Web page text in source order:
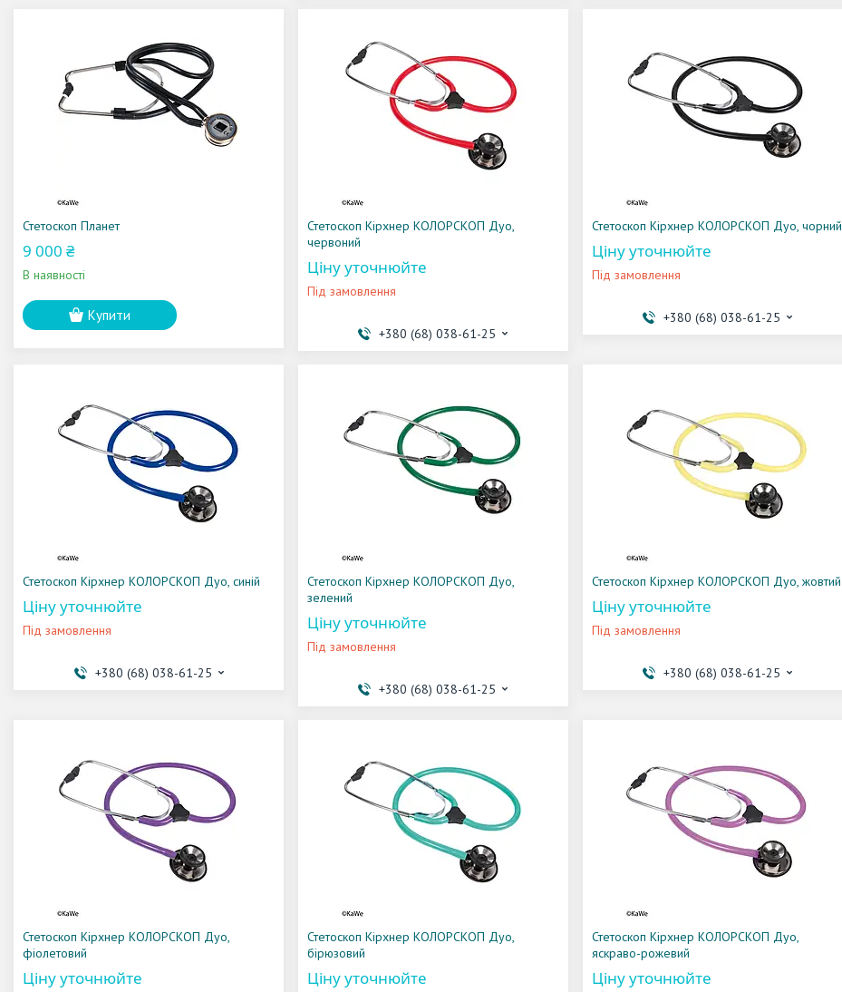
Стетоскоп Планет
9 000 ₴
В наявності
Купити
Стетоскоп Кірхнер КОЛОРСКОП Дуо,
червоний
Ціну уточнюйте
Під замовлення
+380 (68) 038-61-25
Стетоскоп Кірхнер КОЛОРСКОП Дуо, чорний
Ціну уточнюйте
Під замовлення
+380 (68) 038-61-25
Стетоскоп Кірхнер КОЛОРСКОП Дуо, синій
Ціну уточнюйте
Під замовлення
+380 (68) 038-61-25
Стетоскоп Кірхнер КОЛОРСКОП Дуо,
зелений
Ціну уточнюйте
Під замовлення
+380 (68) 038-61-25
Стетоскоп Кірхнер КОЛОРСКОП Дуо, жовтий
Ціну уточнюйте
Під замовлення
+380 (68) 038-61-25
Стетоскоп Кірхнер КОЛОРСКОП Дуо,
фіолетовий
Ціну уточнюйте
Стетоскоп Кірхнер КОЛОРСКОП Дуо,
бірюзовий
Ціну уточнюйте
Стетоскоп Кірхнер КОЛОРСКОП Дуо,
яскраво-рожевий
Ціну уточнюйте